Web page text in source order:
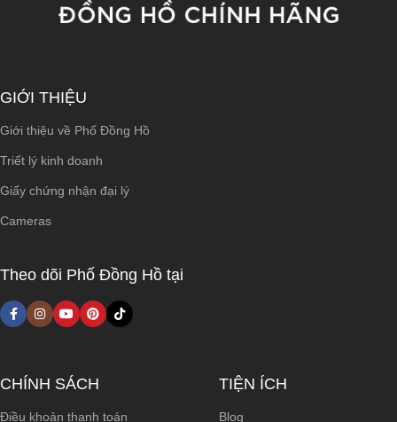
GIỚI THIỆU
Giới thiệu về Phố Đồng Hồ
Triết lý kinh doanh
Giấy chứng nhận đại lý
Cameras
Theo dõi Phố Đồng Hồ tại
CHÍNH SÁCH
Điều khoản thanh toán
TIỆN ÍCH
Blog